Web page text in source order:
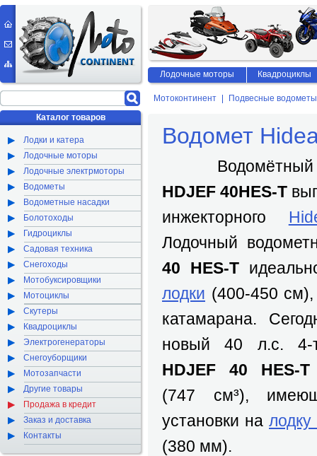
Мотоконтинент Подвесные водометы
Водомет
Водомётный
HDJEF 40HES-T
инжекторного
Лодочный
40 HES-T
лодки (400-450
катамарана.
новый 40 л.с. 4-
HDJEF 40 HES-T
(747 см³),
установки на
(380 мм).
Каталог товаров
Лодки и катера
Лодочные моторы
Лодочные электрмоторы
Водометы
Водометные насадки
Болотоходы
Гидроциклы
Садовая техника
Снегоходы
Мотобуксировщики
Мотоциклы
Скутеры
Квадроциклы
Электрогенераторы
Снегоуборщики
Мотозапчасти
Другие товары
Продажа в кредит
Заказ и доставка
Контакты
Лодочные моторы Квадроциклы